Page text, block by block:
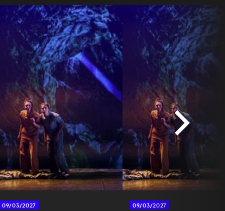
+
−
+
−
09/03/2027 09/03/2027